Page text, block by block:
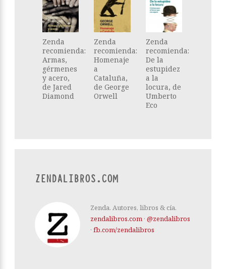
Zenda
recomienda:
Armas,
gérmenes
y acero,
de Jared
Diamond
Zenda
recomienda:
Homenaje
a
Cataluña,
de George
Orwell
Zenda
recomienda:
De la
estupidez
a la
locura, de
Umberto
Eco
ZENDALIBROS.COM
Zenda. Autores, libros & cía.
zendalibros.com · @zendalibros
· fb.com/zendalibros